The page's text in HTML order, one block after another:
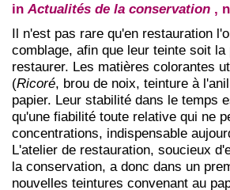
inActualités de la conservation ,
Il n'est pas rare qu'en restauration
comblage, afin que leur teinte soit
restaurer. Les matières colorantes
(Ricoré, brou de noix, teinture à
papier. Leur stabilité dans le temps
qu'une fiabilité toute relative qui ne
concentrations, indispensable
L'atelier de restauration, soucieux
la conservation, a donc dans un
nouvelles teintures convenant au